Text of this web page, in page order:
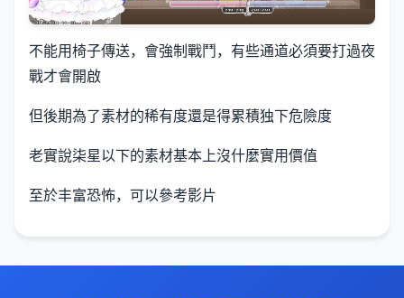
不能用椅子傳送，會強制戰鬥，有些通道必須要打過夜
戰才會開啟
但後期為了素材的稀有度還是得累積独下危險度
老實說柒星以下的素材基本上沒什麼實用價值
至於丰富恐怖，可以參考影片